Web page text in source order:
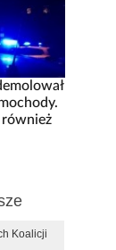
również
Koalicji